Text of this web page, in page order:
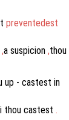
preventedest
,a suspicion ,thou
up - castest in
thou castest .